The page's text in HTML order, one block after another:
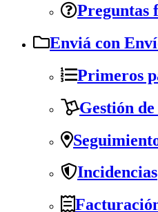
Preguntas
Enviá con
Primeros
Gestión
Incidencias